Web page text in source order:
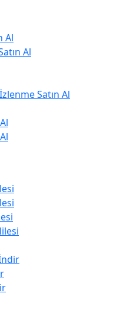
Al
Al
Satın Al